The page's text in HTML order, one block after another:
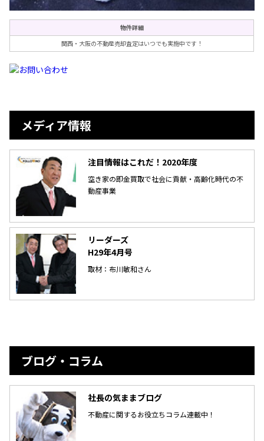
物件詳細
関西・大阪の不動産売却査定はいつでも実施中です！
メディア情報
注目情報はこれだ！2020年度
空き家の即金買取で社会に貢献・高齢化時代の不
動産事業
リーダーズ
H29年4月号
取材：布川敏和さん
ブログ・コラム
社長の気ままブログ
不動産に関するお役立ちコラム連載中！